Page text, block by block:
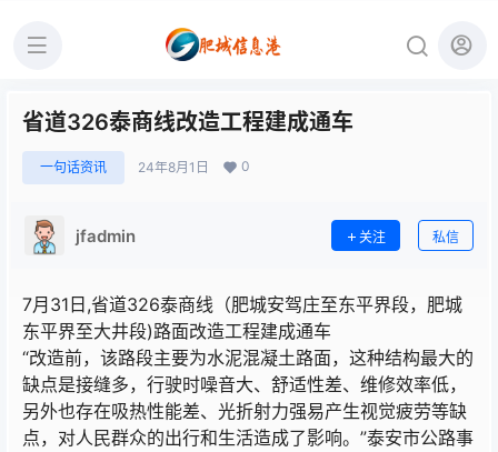
省道326泰商线改造工程建成通车
一句话资讯 24年8月1日 0
jfadmin 关注 私信
7月31日,省道326泰商线（肥城安驾庄至东平界段，肥城
东平界至大井段)路面改造工程建成通车
“改造前，该路段主要为水泥混凝土路面，这种结构最大的
缺点是接缝多，行驶时噪音大、舒适性差、维修效率低，
另外也存在吸热性能差、光折射力强易产生视觉疲劳等缺
点，对人民群众的出行和生活造成了影响。”泰安市公路事